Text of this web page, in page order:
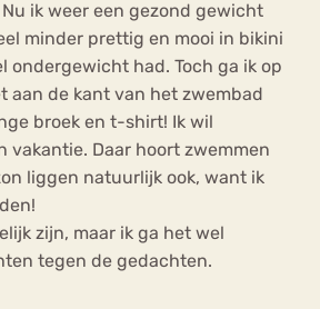
ik weer een gezond gewicht
minder prettig en mooi in bikini
ondergewicht had. Toch ga ik op
aan de kant van het zwembad
broek en t-shirt! Ik wil
vakantie. Daar hoort zwemmen
liggen natuurlijk ook, want ik
zijn, maar ik ga het wel
tegen de gedachten.